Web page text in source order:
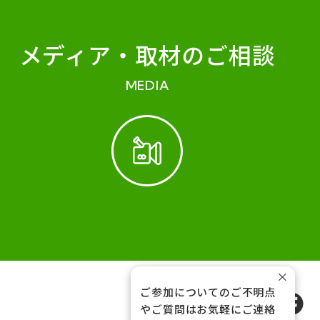
メディア・ 取材のご相談
MEDIA
FOLLOW US
ご参加についてのご不明点
やご質問はお気軽にご連絡
×